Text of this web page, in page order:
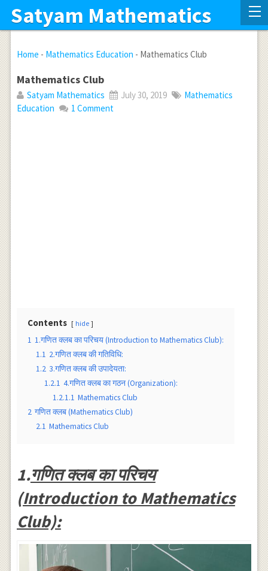
Satyam Mathematics
Home - Mathematics Education - Mathematics Club
Mathematics Club
Satyam Mathematics July 30, 2019
Mathematics
Education
1 Comment
Contents hide
1 1.गणित क्लब का परिचय (Introduction to Mathematics Club):
1.1 2.गणित क्लब की गतिविधि:
1.2 3.गणित क्लब की उपादेयता:
1.2.1 4.गणित क्लब का गठन (Organization):
1.2.1.1 Mathematics Club
2 गणित क्लब (Mathematics Club)
2.1 Mathematics Club
1.गणित क्लब का परिचय
(Introduction to Mathematics
Club):